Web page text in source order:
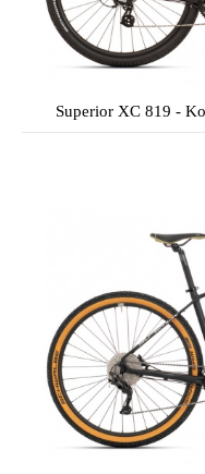
Superior XC 819 -